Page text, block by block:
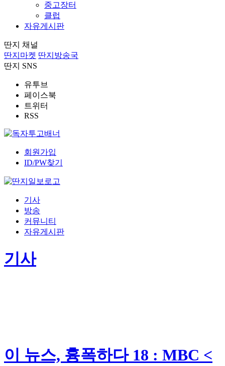
중고장터
클럽
자유게시판
딴지 채널
딴지마켓 딴지방송국
딴지 SNS
유투브
페이스북
트위터
RSS
회원가입
ID/PW찾기
기사
방송
커뮤니티
자유게시판
기사
이 뉴스, 흉폭하다 18 : MBC <